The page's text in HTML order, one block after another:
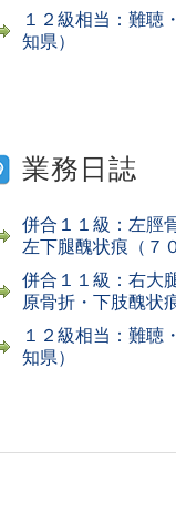
１２級相当：難聴
知県）
業務日誌
併合１１級：左脛
左下腿醜状痕（７
併合１１級：右大
原骨折・下肢醜状
１２級相当：難聴
知県）